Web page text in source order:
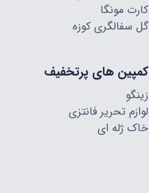
کارت مونگا
گل سفالگری کوزه
کمپین های پرتخفیف
زینگو
لوازم تحریر فانتزی
خاک ژله ای